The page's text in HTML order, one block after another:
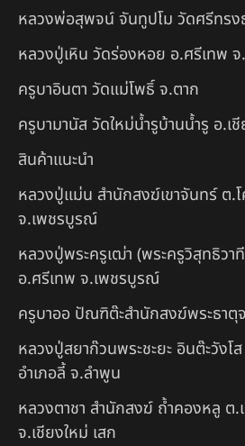
หลวงพ่อสุพจน์ จันทูปโม วัดศรีทรง
หลวงปู่เหิน วัดร่องหอย อ.ศรีเทพ
ครูบาอินตา วัดแม่โพธิ์ จ.ตาก
ครูบามานัส วัดใหม่น้ำรูบ้านน้ำรู อ.เ
สินค้าแนะนำ
หลวงปู่แม่น สำนักสงฆ์เขาจันทร์ ต.
จ.เพชรบูรณ์
หลวงปู่พระครูเฒ่า (พระครูวิสุทธิวา
อ.ศรีเทพ จ.เพชรบูรณ์
ครูบาออ ปัณฑิต๊ะสำนักสงฆ์พระธาตุ
หลวงปู่สยาก๊วนพระชะยะ อินต๊ะวังโ
อำเภอลี้ จ.ลำพูน
หลวงตาชา สำนักสงฆ์ ถ้ำคองหลู ต.
จ.เชียงใหม่ เสก